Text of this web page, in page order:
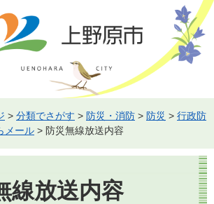
> 分類でさがす > 防災・消防 > 防災 > 行政防
メール > 防災無線放送内容
線放送内容